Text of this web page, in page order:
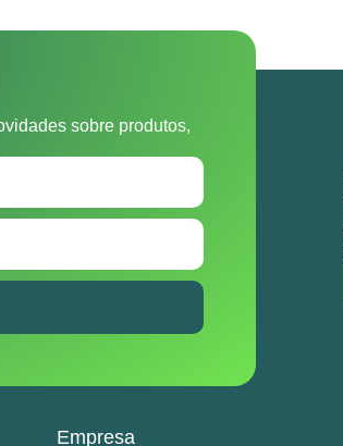
sobre produtos,
Empresa